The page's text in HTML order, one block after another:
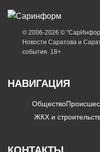
© 2006-2026 ©
Новости Саратова и
события. 18+
НАВИГАЦИЯ
Общество
ЖКХ и